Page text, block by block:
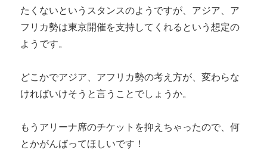
たくないというスタンスのようですが、アジア、ア
フリカ勢は東京開催を支持してくれるという想定の
ようです。
どこかでアジア、アフリカ勢の考え方が、変わらな
ければいけそうと言うことでしょうか。
もうアリーナ席のチケットを抑えちゃったので、何
とかがんばってほしいです！